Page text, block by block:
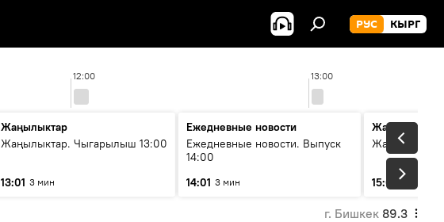
РУС КЫРГ
12:00 13:00
Жаңылыктар
Жаңылыктар. Чыгарылыш 13:00
13:01 3 мин
Ежедневные новости
Ежедневные новости. Выпуск
14:00
14:01 3 мин
Жаңылыктар
15:01 3 мин
г. Бишкек 89.3